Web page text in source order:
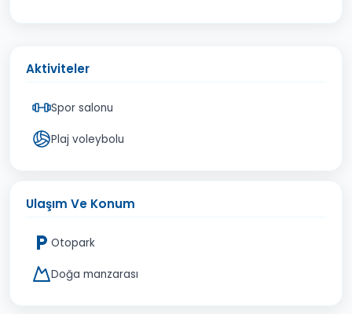
Aktiviteler
Spor salonu
Plaj voleybolu
Ulaşım Ve Konum
Otopark
Doğa manzarası